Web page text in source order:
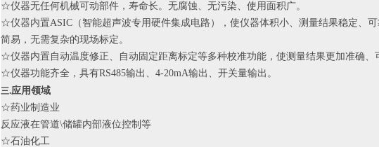
☆仪器无任何机械可动部件，寿命长。无腐蚀、无污染、使用面积广。
☆仪器内置ASIC（智能超声波专用硬件集成电路），使仪器体积小、测量结果稳定、
简易，无需复杂的现场标定。
☆仪器内置自动温度修正、自动固定距离标定等多种校准功能，使测量结果更加准确、
☆仪器功能齐全，具有RS485输出、4-20mA输出、开关量输出。
三.应用领域
☆药业制造业
反应液在管道\储罐内部液位控制等
☆石油化工